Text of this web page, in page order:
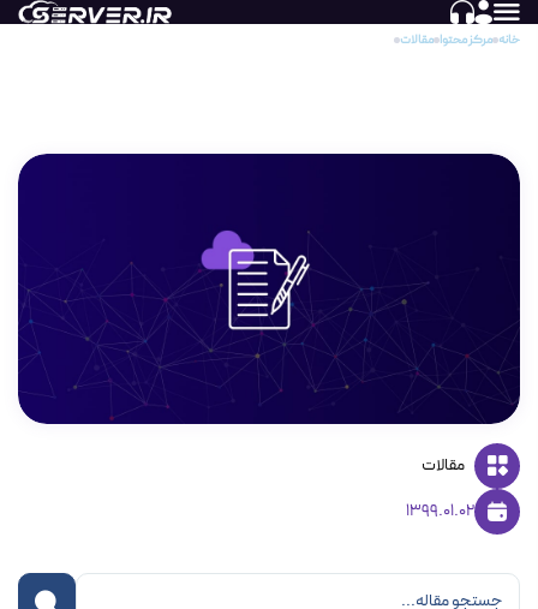
خانه مرکز محتوا مقالات
مقالات
1399.01.02